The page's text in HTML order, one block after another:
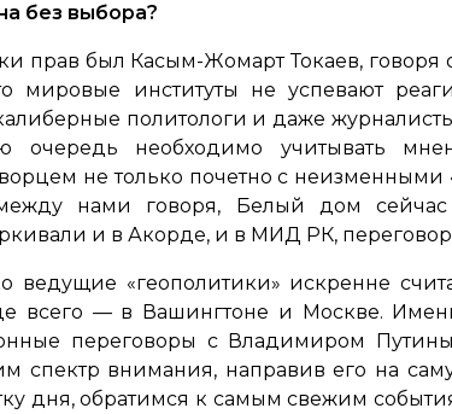
без выбора?
прав был Касым-Жомарт Токаев,
мировые институты не успевают
политологи и даже
очередь необходимо учитывать
не только почетно с
нами говоря, Белый дом
и в Акорде, и в МИД РК,
ведущие «геополитики» искренне
всего — в Вашингтоне и Москве.
переговоры с Владимиром
спектр внимания, направив его на
дня, обратимся к самым свежим